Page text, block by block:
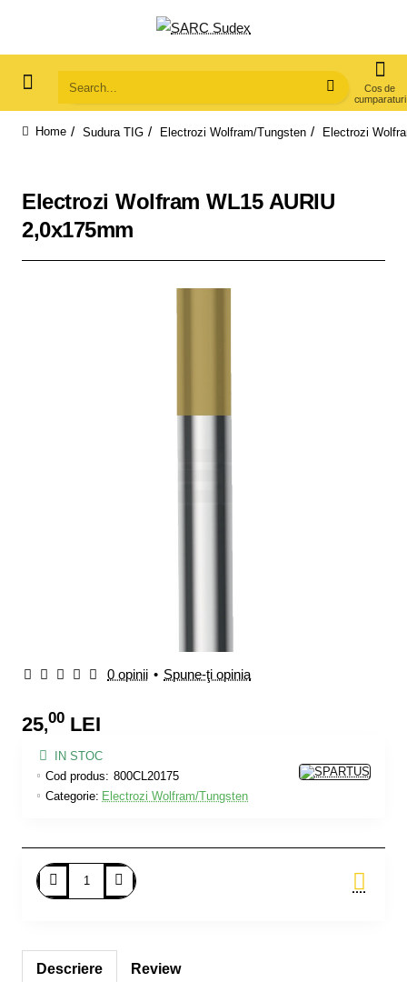
Search...
Sudura TIG Electrozi Wolfram/Tungsten Electrozi
Electrozi Wolfram WL15 AURIU
2,0x175mm
0 opinii • Spune-ţi opinia
25,00 LEI
IN STOC
Cod produs: 800CL20175
Categorie: Electrozi Wolfram/Tungsten
Descriere Review